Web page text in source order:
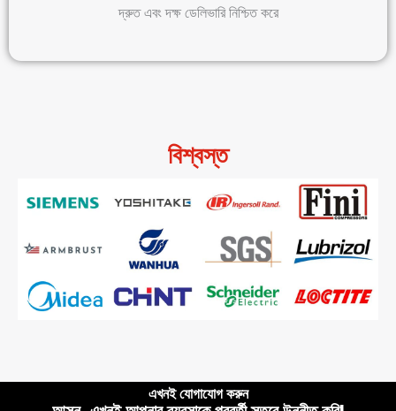
দ্রুত এবং দক্ষ ডেলিভারি নিশ্চিত করে
বিশ্বস্ত
এখনই যোগাযোগ করুন